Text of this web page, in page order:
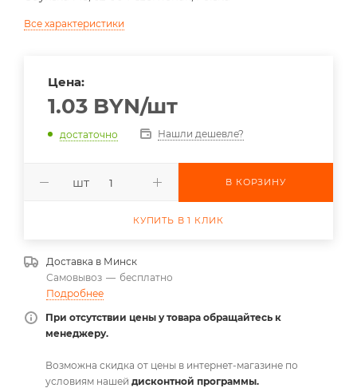
Все характеристики
Цена:
1.03 BYN/шт
достаточно Нашли дешевле?
шт В КОРЗИНУ
КУПИТЬ В 1 КЛИК
Доставка в Минск
Самовывоз — бесплатно
Подробнее
При отсутствии цены у товара обращайтесь к
менеджеру.
Возможна скидка от цены в интернет-магазине по
условиям нашей дисконтной программы.